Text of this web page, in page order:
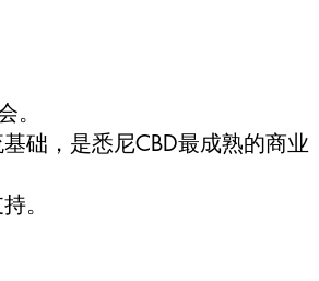
础，是悉尼CBD最成熟的商业
。